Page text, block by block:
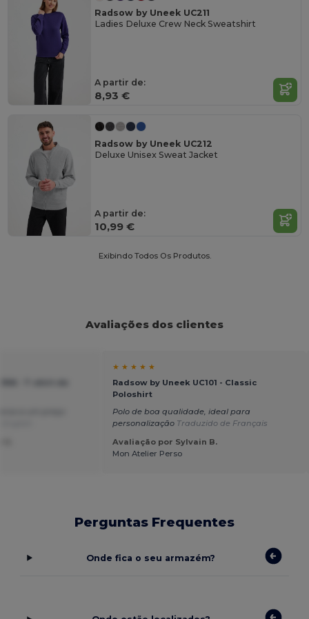
Radsow by Uneek UC211
Ladies Deluxe Crew Neck Sweatshirt
A partir de:
8,93 €
Radsow by Uneek UC212
Deluxe Unisex Sweat Jacket
A partir de:
10,99 €
Exibindo Todos Os Produtos.
Avaliações dos clientes
★ ★ ★ ★ ★
Radsow by Uneek UC101 - Classic
Poloshirt
Polo de boa qualidade, ideal para
personalização Traduzido de Français
Avaliação por Sylvain B.
Mon Atelier Perso
Perguntas Frequentes
Onde fica o seu armazém?